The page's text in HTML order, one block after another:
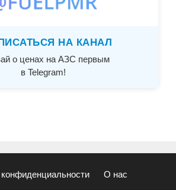
НА КАНАЛ
о ценах на АЗС первым
в Telegram!
О нас